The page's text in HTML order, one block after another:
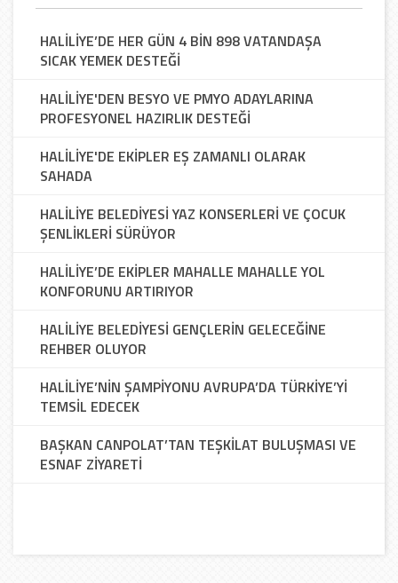
HALİLİYE’DE HER GÜN 4 BİN 898 VATANDAŞA
SICAK YEMEK DESTEĞİ
HALİLİYE'DEN BESYO VE PMYO ADAYLARINA
PROFESYONEL HAZIRLIK DESTEĞİ
HALİLİYE'DE EKİPLER EŞ ZAMANLI OLARAK
SAHADA
HALİLİYE BELEDİYESİ YAZ KONSERLERİ VE ÇOCUK
ŞENLİKLERİ SÜRÜYOR
HALİLİYE’DE EKİPLER MAHALLE MAHALLE YOL
KONFORUNU ARTIRIYOR
HALİLİYE BELEDİYESİ GENÇLERİN GELECEĞİNE
REHBER OLUYOR
HALİLİYE’NİN ŞAMPİYONU AVRUPA’DA TÜRKİYE’Yİ
TEMSİL EDECEK
BAŞKAN CANPOLAT’TAN TEŞKİLAT BULUŞMASI VE
ESNAF ZİYARETİ